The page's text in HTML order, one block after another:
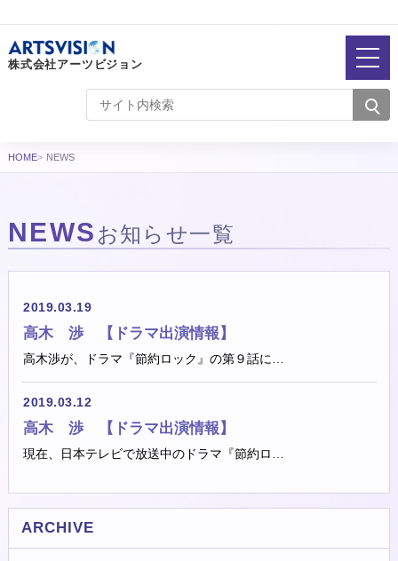
株式会社アーツビジョン
HOME NEWS
NEWS お知らせ一覧
2019.03.19
高木 渉 【ドラマ出演情報】
高木渉が、ドラマ『節約ロック』の第９話に…
2019.03.12
高木 渉 【ドラマ出演情報】
現在、日本テレビで放送中のドラマ『節約ロ…
ARCHIVE